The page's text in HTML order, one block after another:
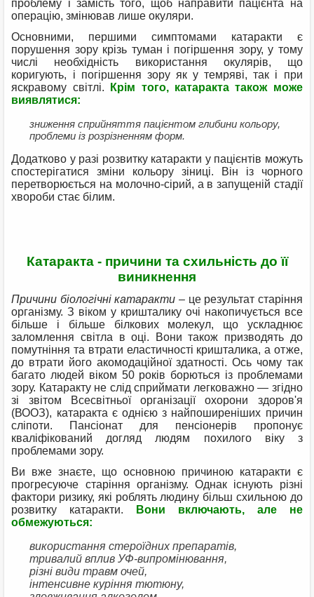
проблему і замість того, щоб направити пацієнта на
операцію, змінював лише окуляри.
Основними, першими симптомами катаракти є
порушення зору крізь туман і погіршення зору, у тому
числі необхідність використання окулярів, що
коригують, і погіршення зору як у темряві, так і при
яскравому світлі.
Крім того, катаракта також може
виявлятися:
зниження сприйняття пацієнтом глибини кольору,
проблеми із розрізненням форм.
Додатково у разі розвитку катаракти у пацієнтів можуть
спостерігатися зміни кольору зіниці. Він із чорного
перетворюється на молочно-сірий, а в запущеній стадії
хвороби стає білим.
Катаракта - причини та схильність до її
виникнення
Причини біологічні катаракти – це результат старіння
організму. З віком у кришталику очі накопичується все
більше і більше білкових молекул, що ускладнює
заломлення світла в оці. Вони також призводять до
помутніння та втрати еластичності кришталика, а отже,
до втрати його акомодаційної здатності. Ось чому так
багато людей віком 50 років борються із проблемами
зору. Катаракту не слід сприймати легковажно — згідно
зі звітом Всесвітньої організації охорони здоров'я
(ВООЗ), катаракта є однією з найпоширеніших причин
сліпоти. Пансіонат для пенсіонерів пропонує
кваліфікований догляд людям похилого віку з
проблемами зору.
Ви вже знаєте, що основною причиною катаракти є
прогресуюче старіння організму. Однак існують різні
фактори ризику, які роблять людину більш схильною до
розвитку катаракти.
Вони включають, але не
обмежуються:
використання стероїдних препаратів,
тривалий вплив УФ-випромінювання,
різні види травм очей,
інтенсивне куріння тютюну,